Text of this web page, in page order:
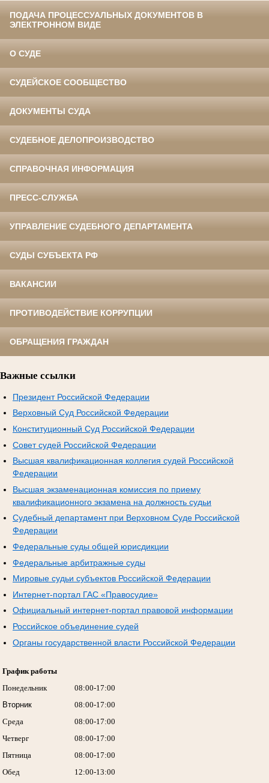
ПОДАЧА ПРОЦЕССУАЛЬНЫХ ДОКУМЕНТОВ В
ЭЛЕКТРОННОМ ВИДЕ
О СУДЕ
СУДЕЙСКОЕ СООБЩЕСТВО
ДОКУМЕНТЫ СУДА
СУДЕБНОЕ ДЕЛОПРОИЗВОДСТВО
СПРАВОЧНАЯ ИНФОРМАЦИЯ
ПРЕСС-СЛУЖБА
УПРАВЛЕНИЕ СУДЕБНОГО ДЕПАРТАМЕНТА
СУДЫ СУБЪЕКТА РФ
ВАКАНСИИ
ПРОТИВОДЕЙСТВИЕ КОРРУПЦИИ
ОБРАЩЕНИЯ ГРАЖДАН
Важные ссылки
Президент Российской Федерации
Верховный Суд Российской Федерации
Конституционный Суд Российской Федерации
Совет судей Российской Федерации
Высшая квалификационная коллегия судей Российской
Федерации
Высшая экзаменационная комиссия по приему
квалификационного экзамена на должность судьи
Судебный департамент при Верховном Суде Российской
Федерации
Федеральные суды общей юрисдикции
Федеральные арбитражные суды
Мировые судьи субъектов Российской Федерации
Интернет-портал ГАС «Правосудие»
Официальный интернет-портал правовой информации
Российское объединение судей
Органы государственной власти Российской Федерации
График работы
Понедельник
08:00-17:00
Вторник
08:00-17:00
Среда
08:00-17:00
Четверг
08:00-17:00
Пятница
08:00-17:00
Обед
12:00-13:00